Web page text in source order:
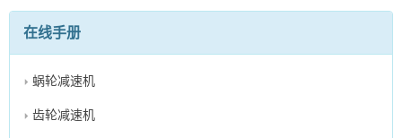
在线手册
蜗轮减速机
齿轮减速机